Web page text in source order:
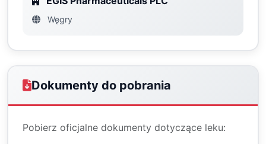
Węgry
Dokumenty do pobrania
Pobierz oficjalne dokumenty dotyczące leku: